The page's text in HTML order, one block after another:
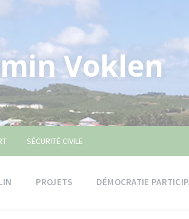
Voklen
SÉCURITÉ CIVILE
PROJETS DÉMOCRATIE